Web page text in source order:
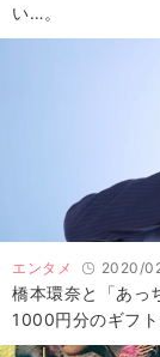
い…。
エンタメ 2020/
橋本環奈と「あっ
1000円分のギフ